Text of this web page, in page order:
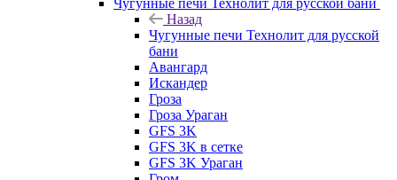
Чугунные печи Технолит для русской бани
Назад
Чугунные печи Технолит для русской
бани
Авангард
Искандер
Гроза
Гроза Ураган
GFS 3K
GFS 3K в сетке
GFS 3K Ураган